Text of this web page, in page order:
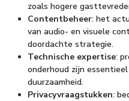
zoals hogere
Contentbeheer: het
van audio- en visuele
doordachte strategie.
Technische expertise:
onderhoud zijn
duurzaamheid.
Privacyvraagstukken: